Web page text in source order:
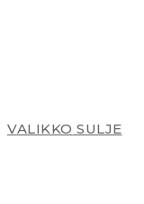
VALIKKO SULJE